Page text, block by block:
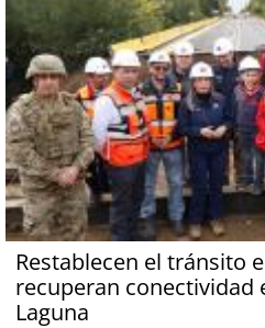
Restablecen el tránsito
recuperan conectividad
Laguna